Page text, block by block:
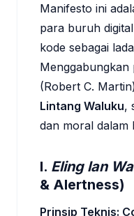
Manifesto ini
para buruh
kode sebagai
Menggabungkan
(Robert C.
Lintang Waluku,
dan moral dalam
I. Eling lan
& Alertness)
Prinsip Teknis: